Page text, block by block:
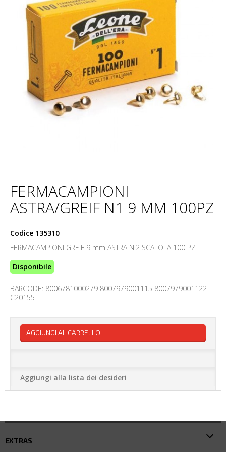
FERMACAMPIONI
ASTRA/GREIF N1 9 MM 100PZ
Codice 135310
FERMACAMPIONI GREIF 9 mm ASTRA N.2 SCATOLA 100 PZ
Disponibile
BARCODE: 8006781000279 8007979001115 8007979001122
C20155
AGGIUNGI AL CARRELLO
Aggiungi alla lista dei desideri
EXTRAS